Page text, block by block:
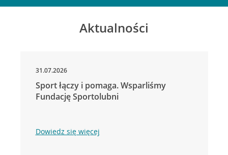
Aktualności
31.07.2026
Sport łączy i pomaga. Wsparliśmy
Fundację Sportolubni
Dowiedz się więcej